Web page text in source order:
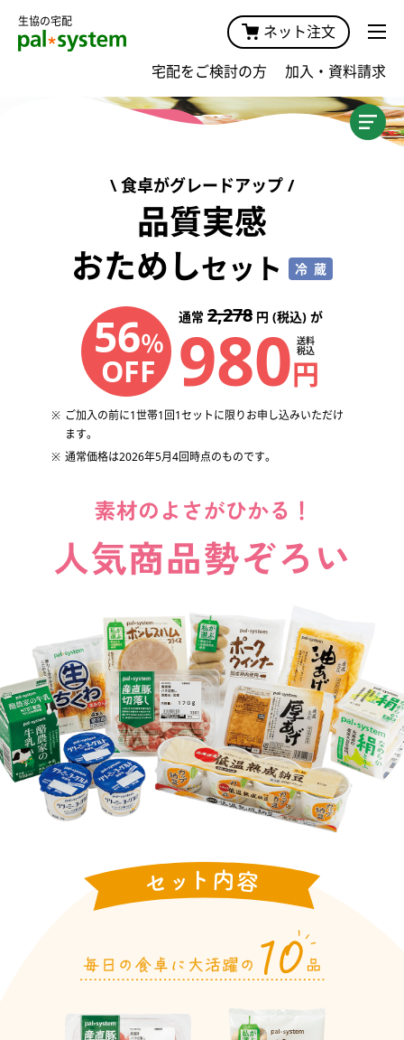
加入案内TOP
宅配サービスガイド・手数料
キャンペーン
おためし宅配
おためしセット
みんなの声
加入申し込み・資料請求
生協の宅配
ネット注文
宅配をご検討の方 加入・資料請求
食卓がグレードアップ
品質実感
おためしセット 冷蔵
56％
OFF
通常 2,278 円 (税込) が
980 送料
税込
円
ご加入の前に1世帯1回1セットに限りお申し込みいただけ
ます。
通常価格は2026年5月4回時点のものです。